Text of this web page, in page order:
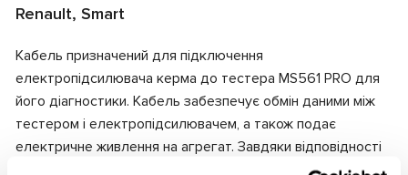
Renault, Smart
Кабель призначений для підключення
електропідсилювача керма до тестера MS561 PRO для
його діагностики. Кабель забезпечує обмін даними між
тестером і електропідсилювачем, а також подає
електричне живлення на агрегат. Завдяки відповідності
роз'ємів кабеля та електропідсилювача забезпечується